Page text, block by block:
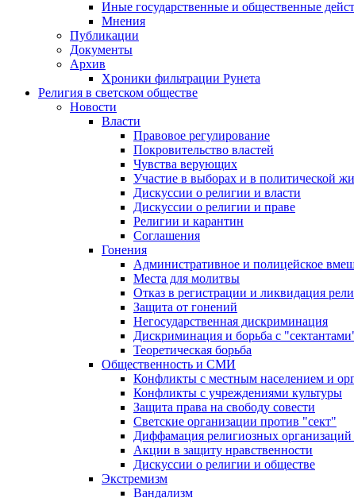
Иные государственные и общественные
Мнения
Публикации
Документы
Архив
Хроники фильтрации Рунета
Религия в светском обществе
Новости
Власти
Правовое регулирование
Покровительство властей
Чувства верующих
Участие в выборах и в политической
Дискуссии о религии и власти
Дискуссии о религии и праве
Религии и карантин
Соглашения
Гонения
Административное и полицейское
Места для молитвы
Отказ в регистрации и ликвидация
Защита от гонений
Негосударственная дискриминация
Дискриминация и борьба с
Теоретическая борьба
Общественность и СМИ
Конфликты с местным населением и
Конфликты с учреждениями культуры
Защита права на свободу совести
Светские организации против "сект"
Диффамация религиозных
Акции в защиту нравственности
Дискуссии о религии и обществе
Экстремизм
Вандализм